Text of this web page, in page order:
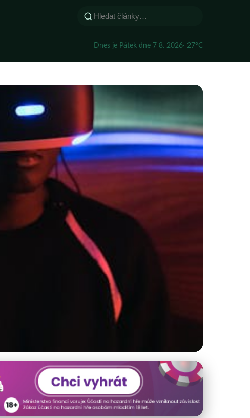
Dnes je Pátek dne 7 8. 2026· 27°C
Obalů